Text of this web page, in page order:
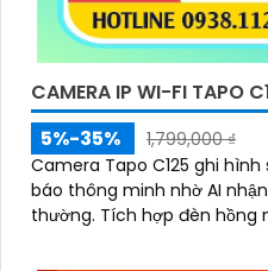
CAMERA IP WI-FI TAPO
5%-35%
1,799,000 ₫
Camera Tapo C125 ghi hình sắc
báo thông minh nhờ AI
thường. Tích hợp đèn